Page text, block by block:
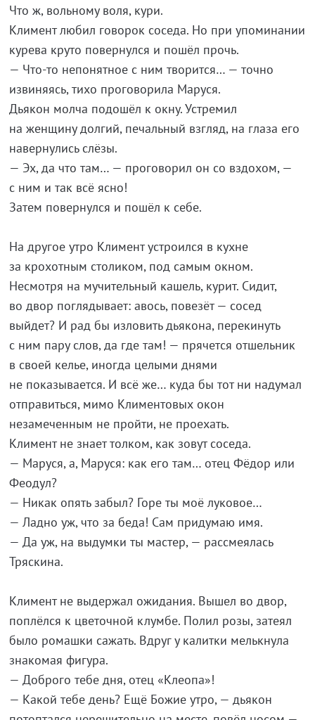
Что ж, вольному воля, кури.
Климент любил говорок соседа. Но при упоминании
курева круто повернулся и пошёл прочь.
— Что-то непонятное с ним творится… — точно
извиняясь, тихо проговорила Маруся.
Дьякон молча подошёл к окну. Устремил
на женщину долгий, печальный взгляд, на глаза его
навернулись слёзы.
— Эх, да что там… — проговорил он со вздохом, —
с ним и так всё ясно!
Затем повернулся и пошёл к себе.
На другое утро Климент устроился в кухне
за крохотным столиком, под самым окном.
Несмотря на мучительный кашель, курит. Сидит,
во двор поглядывает: авось, повезёт — сосед
выйдет? И рад бы изловить дьякона, перекинуть
с ним пару слов, да где там! — прячется отшельник
в своей келье, иногда целыми днями
не показывается. И всё же… куда бы тот ни надумал
отправиться, мимо Климентовых окон
незамеченным не пройти, не проехать.
Климент не знает толком, как зовут соседа.
— Маруся, а, Маруся: как его там… отец Фёдор или
Феодул?
— Никак опять забыл? Горе ты моё луковое…
— Ладно уж, что за беда! Сам придумаю имя.
— Да уж, на выдумки ты мастер, — рассмеялась
Тряскина.
Климент не выдержал ожидания. Вышел во двор,
поплёлся к цветочной клумбе. Полил розы, затеял
было ромашки сажать. Вдруг у калитки мелькнула
знакомая фигура.
— Доброго тебе дня, отец «Клеопа»!
— Какой тебе день? Ещё Божие утро, — дьякон